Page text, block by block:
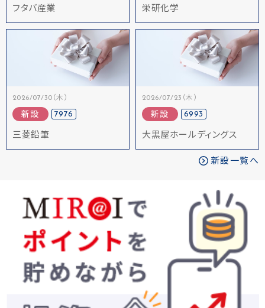
フタバ産業 栄研化学
2026/07/30（木）
新設 7976
三菱鉛筆
2026/07/23（木）
新設 6993
大黒屋ホールディングス
新設一覧へ